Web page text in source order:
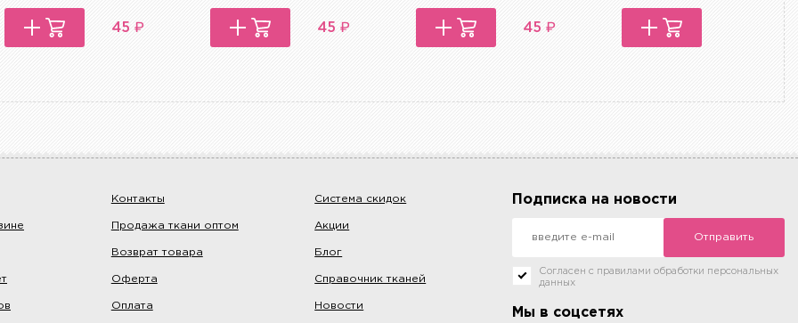
45 ₽ 45 ₽ 45 ₽
Контакты
Продажа ткани оптом
Возврат товара
Оферта
Оплата
Система скидок
Акции
Блог
Справочник тканей
Новости
Подписка на новости
Отправить
Согласен с правилами обработки персональных
данных
Мы в соцсетях